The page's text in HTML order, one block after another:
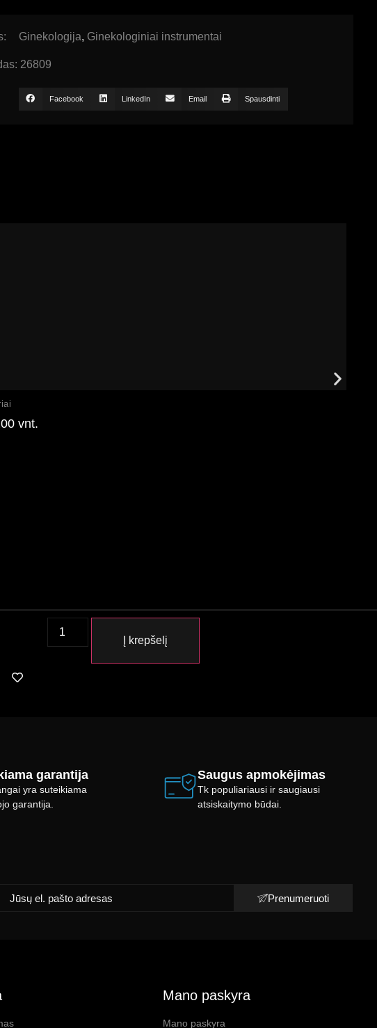
Ginekologija, Ginekologiniai instrumentai
26809
Facebook LinkedIn Email Spausdinti
vnt.
Į krepšelį
garantija
yra suteikiama
garantija.
Saugus apmokėjimas
Tk populiariausi ir saugiausi
atsiskaitymo būdai.
Prenumeruoti
Mano paskyra
Mano paskyra